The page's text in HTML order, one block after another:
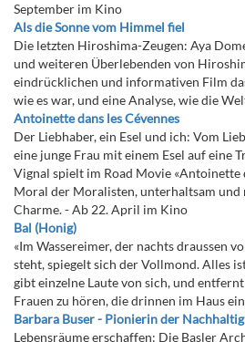
September im Kino
Als die Sonne vom Himmel fiel
Die letzten Hiroshima-Zeugen: Aya
und weiteren Überlebenden von
eindrücklichen und informativen Film
wie es war, und eine Analyse, wie die
Antoinette dans les Cévennes
Der Liebhaber, ein Esel und ich: Vom
eine junge Frau mit einem Esel auf eine
Vignal spielt im Road Movie «Antoinette
Moral der Moralisten, unterhaltsam und
Charme. - Ab 22. April im Kino
Bal (Honig)
«Im Wassereimer, der nachts draussen
steht, spiegelt sich der Vollmond. Alles
gibt einzelne Laute von sich, und
Frauen zu hören, die drinnen im Haus
Barbara Buser - Pionierin der
Lebensräume erschaffen: Die Basler